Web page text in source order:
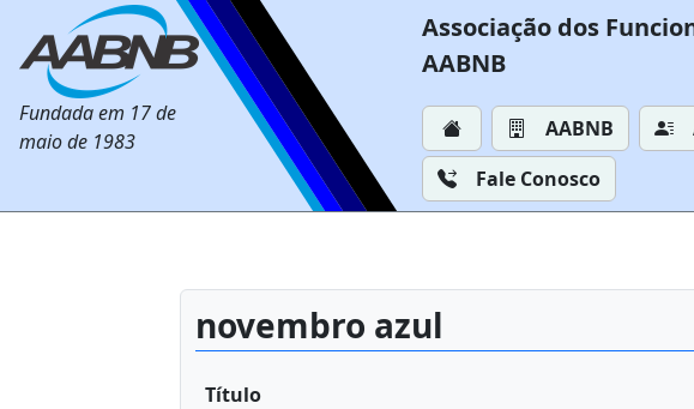
Fundada em 17 de
maio de 1983
Associação dos
AABNB
AABNB
Fale Conosco
novembro azul
Título